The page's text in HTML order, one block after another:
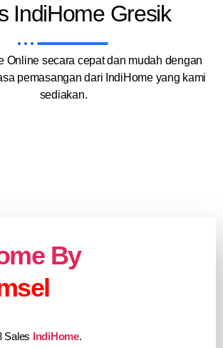
IndiHome Gresik
Online secara cepat dan mudah dengan
pemasangan dari IndiHome yang kami
sediakan.
By
Sales IndiHome.